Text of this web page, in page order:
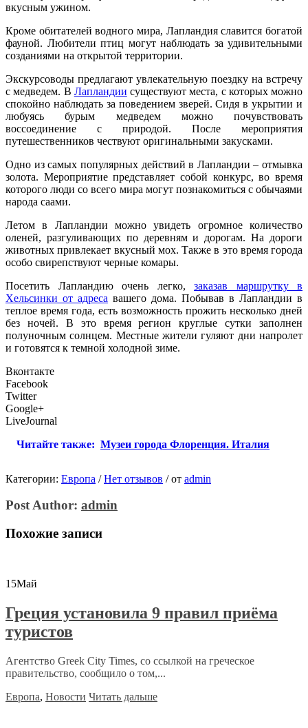
вкусным ужином.
Кроме обитателей водного мира, Лапландия славится богатой
фауной. Любители птиц могут наблюдать за удивительными
созданиями на открытой территории.
Экскурсоводы предлагают увлекательную поездку на встречу
с медведем. В Лапландии существуют места, с которых можно
спокойно наблюдать за поведением зверей. Сидя в укрытии и
любуясь бурым медведем можно почувствовать
воссоединение с природой. После мероприятия
путешественников чествуют оригинальными закусками.
Одно из самых популярных действий в Лапландии – отмывка
золота. Мероприятие представляет собой конкурс, во время
которого люди со всего мира могут познакомиться с обычаями
народа саами.
Летом в Лапландии можно увидеть огромное количество
оленей, разгуливающих по деревням и дорогам. На дороги
животных привлекает вкусный мох. Также в это время города
особо свирепствуют черные комары.
Посетить Лапландию очень легко, заказав маршрутку в
Хельсинки от адреса вашего дома. Побывав в Лапландии в
теплое время года, есть возможность прожить несколько дней
без ночей. В это время регион круглые сутки заполнен
полуночным солнцем. Местные жители гуляют дни напролет
и готовятся к темной холодной зиме.
Вконтакте
Facebook
Twitter
Google+
LiveJournal
Читайте также: Музеи города Флоренция. Италия
Категории: Европа / Нет отзывов /от admin
Post Author: admin
Похожие записи
15Май
Греция установила 9 правил приёма
туристов
Агентство Greek City Times, со ссылкой на греческое
правительство, сообщило о том,...
Европа, Новости Читать дальше